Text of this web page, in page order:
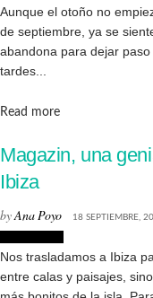
Aunque el otoño no
de septiembre, ya se
abandona para dejar
tardes...
Read moreDetails
Magazin, una
Ibiza
byAna Poyo 18 SEPTIEMBRE,
Nos trasladamos a Ibiza
entre calas y paisajes,